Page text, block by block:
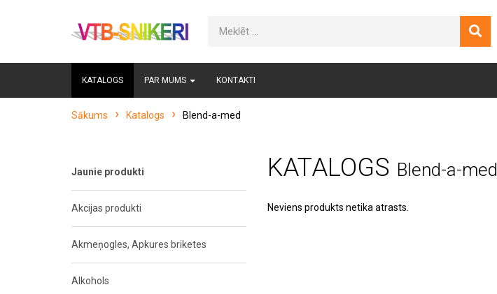
KATALOGS PAR MUMS KONTAKTI
Sākums Katalogs Blend-a-med
Jaunie produkti
Akcijas produkti
Akmeņogles, Apkures briketes
Alkohols
KATALOGS Blend-a-med
Neviens produkts netika atrasts.